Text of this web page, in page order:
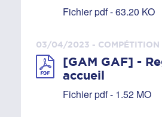
Fichier pdf - 63.20 KO
03/04/2023 - COMPÉTITION
[GAM GAF] -
accueil
Fichier pdf - 1.52 MO